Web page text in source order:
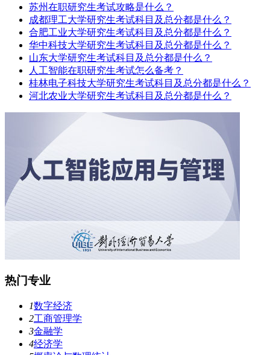
苏州在职研究生考试攻略是什么？
成都理工大学研究生考试科目及总分都是什么？
合肥工业大学研究生考试科目及总分都是什么？
华中科技大学研究生考试科目及总分都是什么？
山东大学研究生考试科目及总分都是什么？
人工智能在职研究生考试怎么备考？
桂林电子科技大学研究生考试科目及总分都是什么？
河北农业大学研究生考试科目及总分都是什么？
热门专业
1数字经济
2工商管理学
3金融学
4经济学